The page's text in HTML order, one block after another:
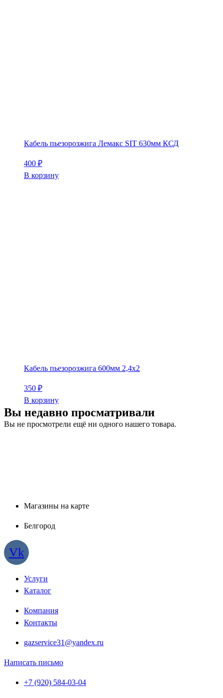
Кабель пьезорозжига Лемакс SIT 630мм КСД
400 ₽
В корзину
Кабель пьезорозжига 600мм 2,4х2
350 ₽
В корзину
Вы недавно просматривали
Вы не просмотрели ещё ни одного нашего товара.
Магазины на карте
Белгород
Vk
Услуги
Каталог
Компания
Контакты
gazservice31@yandex.ru
Написать письмо
+7 (920) 584-03-04